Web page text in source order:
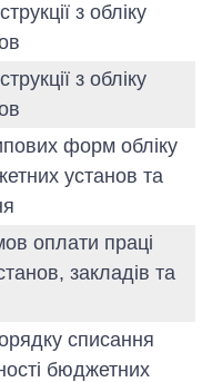
з обліку
з обліку
форм обліку
установ та
оплати праці
закладів та
списання
бюджетних